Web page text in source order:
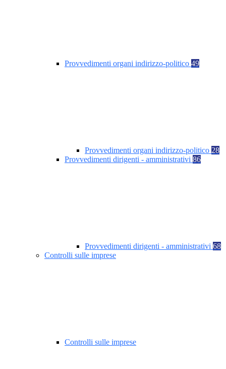
Provvedimenti organi indirizzo-politico 49
Provvedimenti organi indirizzo-politico 28
Provvedimenti dirigenti - amministrativi 86
Provvedimenti dirigenti - amministrativi 68
Controlli sulle imprese
Controlli sulle imprese